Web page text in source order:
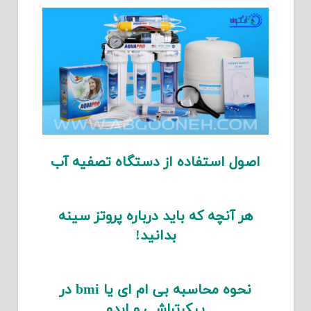
اصول استفاده از دستگاه تصفیه آب
هر آنچه که باید درباره پروتز سینه
بدانید!
نحوه محاسبه بی ام ای یا bmi در